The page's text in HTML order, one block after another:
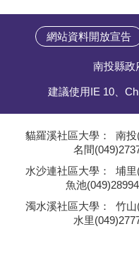
校務行政
網站資料開放宣告
南投縣政
建議使用IE 10、
貓羅溪社區大學： 南投
名間
水沙連社區大學： 埔里
魚池
濁水溪社區大學： 竹山
水里